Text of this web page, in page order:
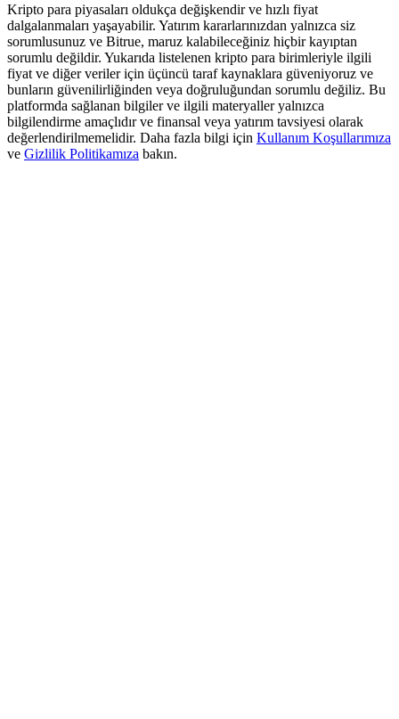
Deposit CASHCAT & Win
Share 500000 CASHCAT prize pool
Exclusive for BitMart Users
Register & Trade to Win 500,000 USDT
Kripto para piyasaları oldukça değişkendir ve hızlı fiyat
dalgalanmaları yaşayabilir. Yatırım kararlarınızdan yalnızca siz
sorumlusunuz ve Bitrue, maruz kalabileceğiniz hiçbir kayıptan
sorumlu değildir. Yukarıda listelenen kripto para birimleriyle ilgili
fiyat ve diğer veriler için üçüncü taraf kaynaklara güveniyoruz ve
bunların güvenilirliğinden veya doğruluğundan sorumlu değiliz. Bu
platformda sağlanan bilgiler ve ilgili materyaller yalnızca
bilgilendirme amaçlıdır ve finansal veya yatırım tavsiyesi olarak
değerlendirilmemelidir. Daha fazla bilgi için Kullanım Koşullarımıza
ve Gizlilik Politikamıza bakın.